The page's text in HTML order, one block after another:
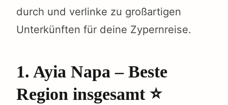
durch und verlinke zu großartigen
Unterkünften für deine Zypernreise.
1. Ayia Napa – Beste
Region insgesamt ⭐️